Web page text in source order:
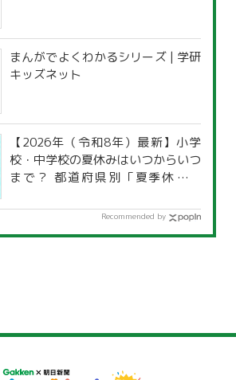
まんがでよくわかるシリーズ | 学研
キッズネット
【2026年（令和8年）最新】小学
校・中学校の夏休みはいつからいつ
まで？ 都道府県別「夏季休暇一
Recommended by